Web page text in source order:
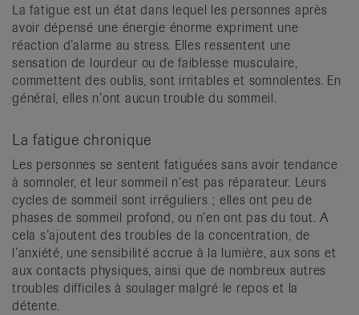
La fatigue est un état dans lequel les personnes après
avoir dépensé une énergie énorme expriment une
réaction d’alarme au stress. Elles ressentent une
sensation de lourdeur ou de faiblesse musculaire,
commettent des oublis, sont irritables et somnolentes. En
général, elles n’ont aucun trouble du sommeil.
La fatigue chronique
Les personnes se sentent fatiguées sans avoir tendance
à somnoler, et leur sommeil n’est pas réparateur. Leurs
cycles de sommeil sont irréguliers ; elles ont peu de
phases de sommeil profond, ou n’en ont pas du tout. A
cela s’ajoutent des troubles de la concentration, de
l’anxiété, une sensibilité accrue à la lumière, aux sons et
aux contacts physiques, ainsi que de nombreux autres
troubles difficiles à soulager malgré le repos et la
détente.